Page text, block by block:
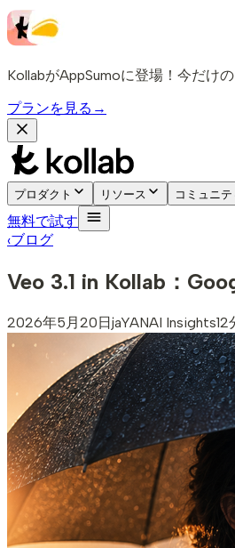
KollabがAppSumoに登場！今だけ
プランを見る →
プロダクト リソース コミュニテ
無料で試す
‹ブログ
Veo 3.1 in Kollab：
2026年5月20日jaYANAI Insights12